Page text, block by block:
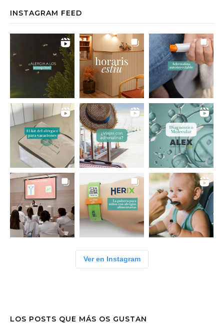
INSTAGRAM FEED
Ver en Instagram
LOS POSTS QUE MÁS OS GUSTAN